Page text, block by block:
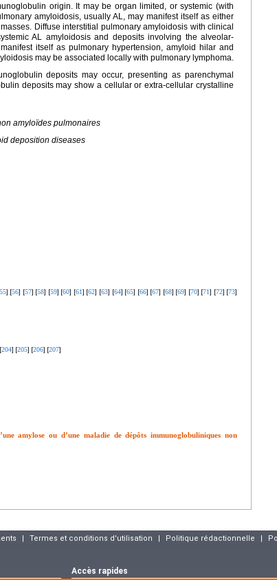
origin. It may be organ limited, or systemic (with
amyloidosis, usually AL, may manifest itself as either
Diffuse interstitial pulmonary amyloidosis with clinical
AL amyloidosis and deposits involving the alveolar-
itself as pulmonary hypertension, amyloid hilar and
may be associated locally with pulmonary lymphoma.
deposits may occur, presenting as parenchymal
deposits may show a cellular or extra-cellular crystalline
amyloïdes pulmonaires
deposition diseases
] [56] [57] [58] [59] [60] [61] [62] [63] [64] [65] [66] [67] [68] [69] [70] [71] [72] [73]
[204] [205] [206] [207]
amylose ou d’une maladie de dépôts immunoglobuliniques non
| Termes et conditions d'utilisation | Politique rédactionnelle |
Accès rapides